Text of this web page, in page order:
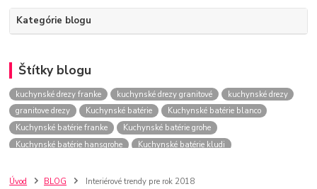
Kategórie blogu
Štítky blogu
kuchynské drezy franke kuchynské drezy granitové
kuchynské drezy
granitove drezy
Kuchynské batérie
Kuchynské batérie blanco
Kuchynské batérie franke
Kuchynské batérie grohe
Kuchynské batérie hansgrohe
Kuchynské batérie kludi
kuchynské batérie sagittarius
kuchynské batérie
Úvod BLOG Interiérové trendy pre rok 2018